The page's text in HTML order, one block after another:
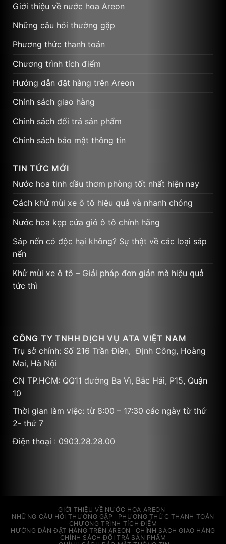
Giới thiệu về nước hoa Areon
Những câu hỏi thường gặp
Phương thức thanh toán
Chương trình tích điểm
Hướng dẫn đặt hàng trên Areon
Chính sách giao hàng
Chính sách đổi trả sản phẩm
Chính sách bảo mật thông tin
TIN TỨC MỚI
Nước hoa tinh dầu thơm phòng tốt nhất hiện nay
Cách khử mùi xe ô tô hiệu quả và nhanh chóng
Nước hoa kẹp cửa gió ô tô chính hãng
Sáp nến có độc hại không? Sự thật về các loại sáp
nến
Khử mùi xe ô tô – Giải pháp đơn giản mà hiệu quả
tức thì
CÔNG TY TNHH DỊCH VỤ ATA VIỆT NAM
Trụ sở chính: Số 216 Trần Điền, Định Công, Hoàng
Mai, Hà Nội
CN TP.HCM: QQ11 đường Ba Vì, Bắc Hải, P15, Quận
10
Thời gian làm việc: từ 8:00 – 17:30 các ngày từ thứ
2- thứ 7
Điện thoại : 0903.28.28.00
GIỚI THIỆU VỀ NƯỚC HOA AREON
NHỮNG CÂU HỎI THƯỜNG GẶP
PHƯƠNG THỨC THANH TOÁN
CHƯƠNG TRÌNH TÍCH ĐIỂM
HƯỚNG DẪN ĐẶT HÀNG TRÊN AREON
CHÍNH SÁCH GIAO HÀNG
CHÍNH SÁCH ĐỔI TRẢ SẢN PHẨM